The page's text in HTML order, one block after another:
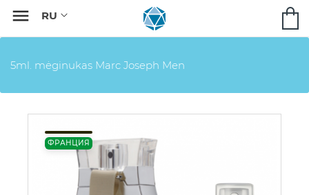

5ml. mėginukas Marc Joseph Men
ФРАНЦИЯ